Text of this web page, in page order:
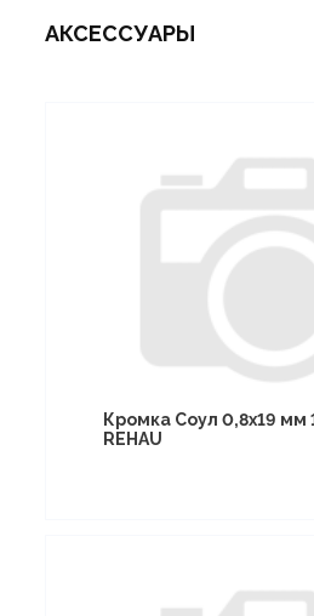
АКСЕССУАРЫ
Кромка Соул 0,8х19 мм
REHAU